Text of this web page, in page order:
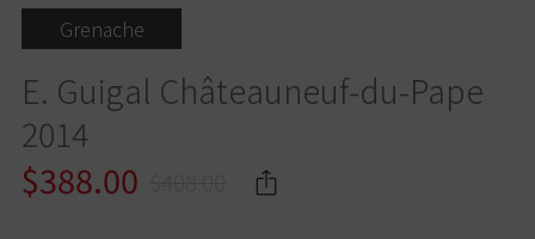
Grenache
E. Guigal Châteauneuf-du-Pape
2014
$388.00